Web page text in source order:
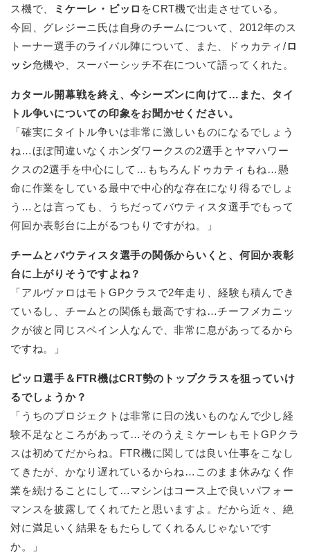
ス機で、
ミケーレ・ピッロ をCRT機で出走させている。
今回、グレジーニ氏は自身のチームについて、2012年のス
トーナー選手のライバル陣について、また、ドゥカティ/ロ
ッシ危機や、スーパーシッチ不在について語ってくれた。
カタール開幕戦を終え、今シーズンに向けて…また、タイ
トル争いについての印象をお聞かせください。
「確実にタイトル争いは非常に激しいものになるでしょう
ね…ほぼ間違いなくホンダワークスの2選手とヤマハワー
クスの2選手を中心にして…もちろんドゥカティもね…懸
命に作業をしている最中で中心的な存在になり得るでしょ
う…とは言っても、うちだってバウティスタ選手でもって
何回か表彰台に上がるつもりですがね。」
チームとバウティスタ選手の関係からいくと、何回か表彰
台に上がりそうですよね？
「アルヴァロはモトGPクラスで2年走り、経験も積んでき
ているし、チームとの関係も最高ですね…チーフメカニッ
クが彼と同じスペイン人なんで、非常に息があってるから
ですね。」
ピッロ選手＆FTR機はCRT勢のトップクラスを狙っていけ
るでしょうか？
「うちのプロジェクトは非常に日の浅いものなんで少し経
験不足なところがあって…そのうえミケーレもモトGPクラ
スは初めてだからね。FTR機に関しては良い仕事をこなし
てきたが、かなり遅れているからね…このまま休みなく作
業を続けることにして…マシンはコース上で良いパフォー
マンスを披露してくれてたと思いますよ。だから近々、絶
対に満足いく結果をもたらしてくれるんじゃないです
か。」